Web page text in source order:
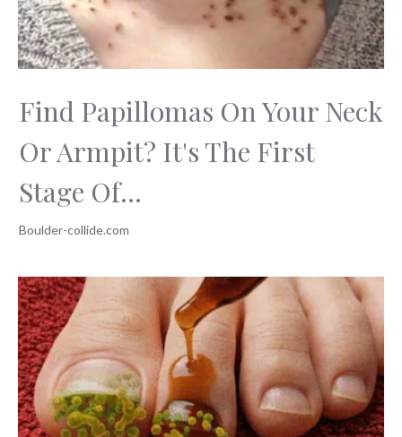
Find Papillomas On Your Neck
Or Armpit? It's The First
Stage Of...